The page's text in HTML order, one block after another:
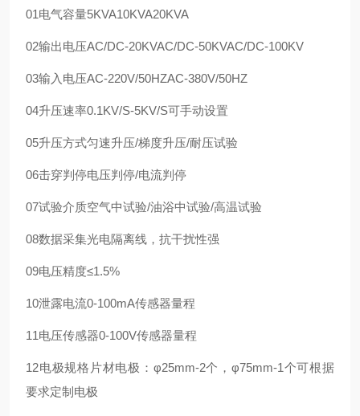
01电气容量5KVA10KVA20KVA
02输出电压AC/DC-20KVAC/DC-50KVAC/DC-100KV
03输入电压AC-220V/50HZAC-380V/50HZ
04升压速率0.1KV/S-5KV/S可手动设置
05升压方式匀速升压/梯度升压/耐压试验
06击穿判停电压判停/电流判停
07试验介质空气中试验/油浴中试验/高温试验
08数据采集光电隔离线，抗干扰性强
09电压精度≤1.5%
10泄露电流0-100mA传感器量程
11电压传感器0-100V传感器量程
12电极规格 片材电极：φ25mm-2个，φ75mm-1个可根据
要求定制电极